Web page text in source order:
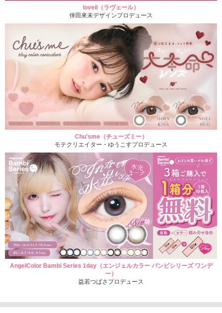
loveil（ラヴェール）
倖田來未デザインプロデュース
Chu'sme（チューズミー）
モテクリエイター・ゆうこすプロデュース
AngelColor Bambi Series 1day（エンジェルカラー バンビシリーズ ワンデ
ー）
益若つばさプロデュース